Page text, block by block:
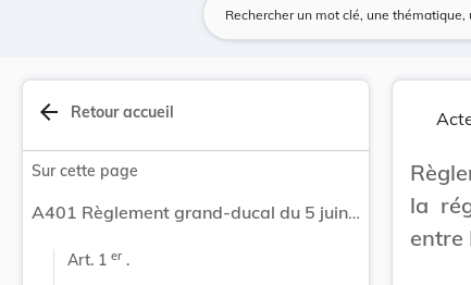
arrow_back Retour accueil
Sur cette page
A401 Règlement grand-ducal du 5 juin 2019 concernant la réglementation de la circulation sur le CR123 entre Bereldange et Steinsel.
Art. 1 er .
la
entre